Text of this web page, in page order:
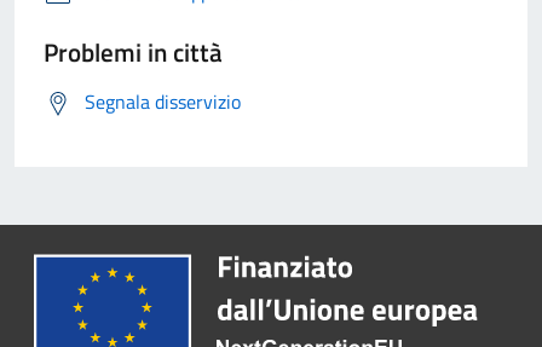
Problemi in città
Segnala disservizio